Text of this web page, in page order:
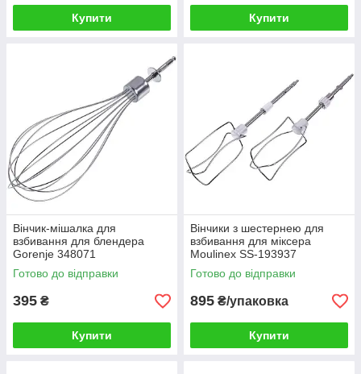
Купити Купити
Вінчик-мішалка для
взбивання для блендера
Gorenje 348071
Готово до відправки
395 ₴
Купити
Вінчики з шестернею для
взбивання для міксера
Moulinex SS-193937
Готово до відправки
895 ₴/упаковка
Купити